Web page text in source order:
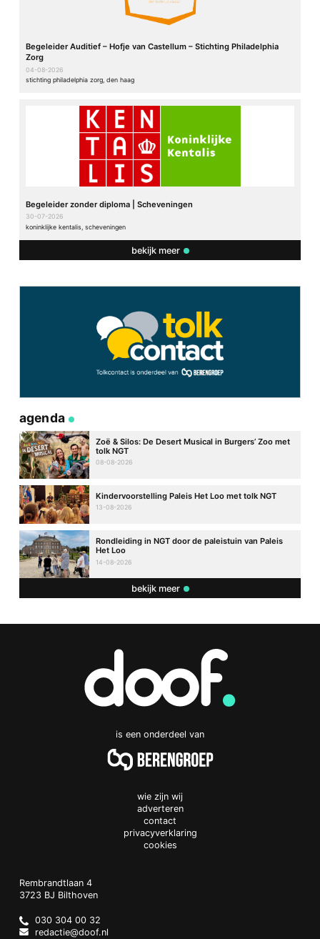
Begeleider Auditief – Hofje van Castellum – Stichting Philadelphia
Zorg
04-08-2026
stichting philadelphia zorg, den haag
Begeleider zonder diploma | Scheveningen
30-07-2026
koninklijke kentalis, scheveningen
bekijk meer
agenda
Zoë & Silos: De Desert Musical in Burgers’ Zoo met
tolk NGT
08-08-2026
Kindervoorstelling Paleis Het Loo met tolk NGT
13-08-2026
Rondleiding in NGT door de paleistuin van Paleis
Het Loo
14-08-2026
bekijk meer
is een onderdeel van
wie zijn wij
adverteren
contact
privacyverklaring
cookies
Doof.nl
work
Rembrandtlaan 4
3723 BJ Bilthoven
Netherlands
030 304 00 32
redactie@doof.nl